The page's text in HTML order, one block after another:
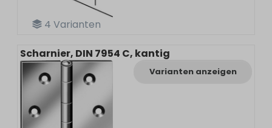
4 Varianten
Scharnier, DIN 7954 C, kantig
Varianten anzeigen